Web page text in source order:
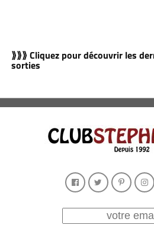
⟫⟫⟫ Cliquez pour découvrir les
sorties